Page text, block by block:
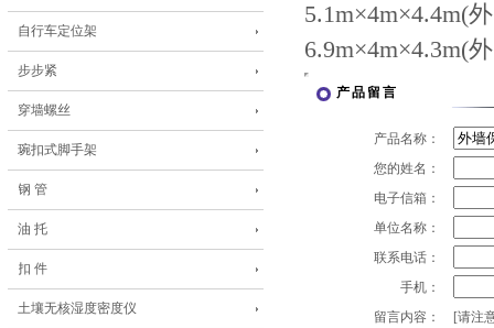
自行车定位架
步步紧
穿墙螺丝
琬扣式脚手架
钢 管
油 托
扣 件
土壤无核湿度密度仪
5.1m×4m×4.4m(
6.9m×4m×4.3m(
产品留言
产品名称：
您的姓名：
电子信箱：
单位名称：
联系电话：
手机：
留言内容：
[请注